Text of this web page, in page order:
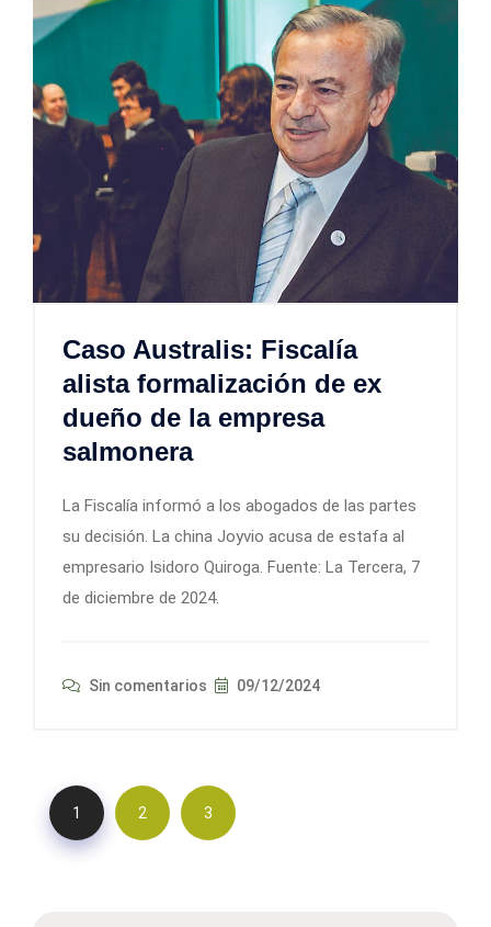
Caso Australis: Fiscalía
alista formalización de ex
dueño de la empresa
salmonera
La Fiscalía informó a los abogados de las partes
su decisión. La china Joyvio acusa de estafa al
empresario Isidoro Quiroga. Fuente: La Tercera, 7
de diciembre de 2024.
Sin comentarios 09/12/2024
1 2 3